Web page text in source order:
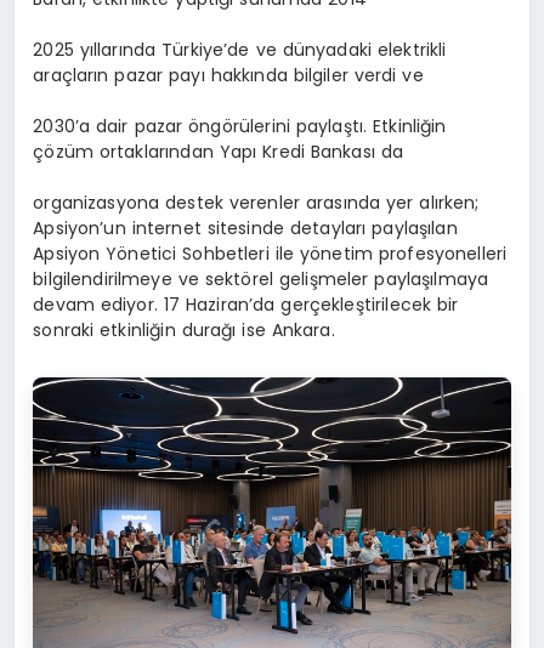
2025 yıllarında Türkiye’de ve dünyadaki elektrikli
araçların pazar payı hakkında bilgiler verdi ve
2030’a dair pazar öngörülerini paylaştı. Etkinliğin
çözüm ortaklarından Yapı Kredi Bankası da
organizasyona destek verenler arasında yer alırken;
Apsiyon’un internet sitesinde detayları paylaşılan
Apsiyon Yönetici Sohbetleri ile yönetim profesyonelleri
bilgilendirilmeye ve sektörel gelişmeler paylaşılmaya
devam ediyor. 17 Haziran’da gerçekleştirilecek bir
sonraki etkinliğin durağı ise Ankara.